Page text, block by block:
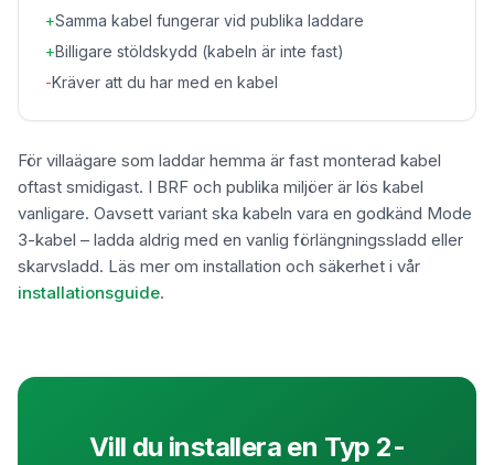
+Samma kabel fungerar vid publika laddare
+Billigare stöldskydd (kabeln är inte fast)
-Kräver att du har med en kabel
För villaägare som laddar hemma är fast monterad kabel
oftast smidigast. I BRF och publika miljöer är lös kabel
vanligare. Oavsett variant ska kabeln vara en godkänd Mode
3-kabel – ladda aldrig med en vanlig förlängningssladd eller
skarvsladd. Läs mer om installation och säkerhet i vår
installationsguide.
Vill du installera en Typ 2-